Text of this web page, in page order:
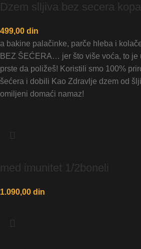
Dzem slljiva bez secera
499,00 din
a bakine palačinke, parče hleba i
BEZ ŠEĆERA… jer što više voća, to je
prste da poližeš! Koristili smo 100%
šećera i dobili Kao Zdravlje dzem od
omiljeni domaći namaz!
med imunitet 1/2boneli
1.090,00 din